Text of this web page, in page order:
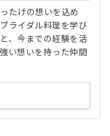
たけの想いを込め
ライダル料理を学び
、今までの経験を活
い想いを持った仲間